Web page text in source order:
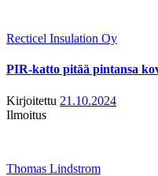
Recticel Insulation Oy
PIR-katto pitää pintansa
Kirjoitettu 21.10.2024
Ilmoitus
Thomas Lindstrom